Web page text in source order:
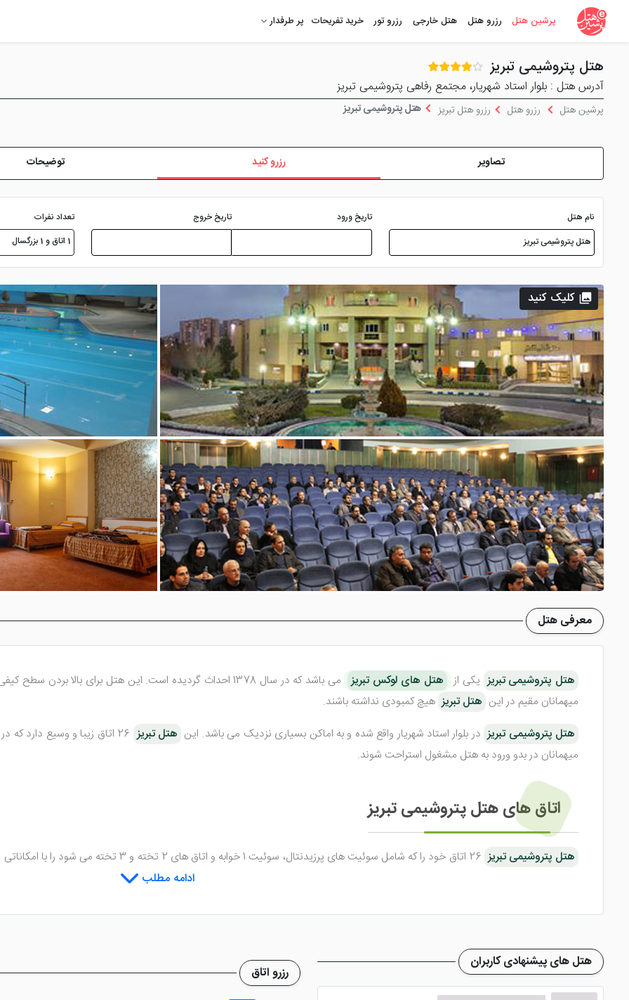
پرشین هتل رزرو هتل هتل خارجی رزرو تور خرید تفریحات پر طرفدار
هتل پتروشيمی تبریز
آدرس هتل : بلوار استاد شهريار، مجتمع رفاهی پتروشیمی تبریز
پرشین هتل
رزرو هتل رزرو هتل تبریز هتل پتروشيمی تبریز
تصاویر رزرو کنید توضیحات
نام هتل تاریخ ورود تاریخ خروج
تعداد نفرات
1 اتاق و 1 بزرگسال
کلیک کنید
معرفی هتل
هتل پتروشیمی تبریز یکی از هتل های لوکس تبریز
میهمانان مقیم در این هتل تبریز هیچ کمبودی نداشته باشند.
هتل پتروشیمی تبریز در بلوار استاد شهریار واقع شده و به اماکن بسیاری نزدیک می باشد. این هتل تبریز
میهمانان در بدو ورود به هتل مشغول استراحت شوند.
اتاق های هتل پتروشیمی تبریز
هتل پتروشیمی تبریز
26 اتاق خود را که شامل سوئیت های پرزیدنتال،
بوده و دارای امکانات رفاهی بسیار خوبی است. نا گفته نماند چشم انداز اتاق های هتل رو به فضای سبز می باشد.
هتل پتروشیمی تبریز در داخل اتاق های خود امکاناتی نظیر سرویس بهداشتی ایرانی و فرنگی، حمام و ملزومات بهداشتی، تلفن، دمپایی،
امکانات هتل پتروشیمی تبریز
ادامه مطلب
رزرو اتاق
هتل های پیشنهادی کاربران